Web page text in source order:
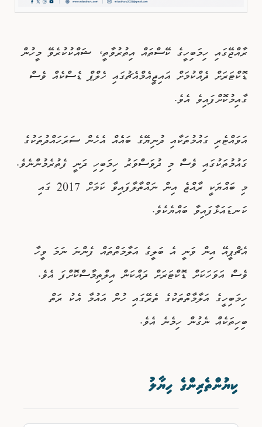
ރާއްޖޭގައި ހިމަބިހީގެ ކޭސްތައް އިތުރުވާތީ، ޝައްކުކުރެވޭ މީހުން
ޑޮކްޓަރަށް ދެއްކުމަށް އައިޖީއެމްއެޗުގައި ހެލްޕް ޑެސްކެއް ވެސް
ގާއިމުކޮށްފައިވެ އެވެ.
އަވައްޓެރި ގައުމުތަކާއި ދުނިޔޭގެ ބައެެއް އެހެން ސަރަހައްދުތަކުގެ
ގައުމުތަކުގައި ވެސް މި ދުވަސްވަރު ހިމަބިހި ދަނީ ފެތުރެމުންނެވެ.
މި ބައްޔަކީ ރާއްޖެ އިން ނައްތާލާފައިވާ ކަމަށް 2017 ގައި
ކަނޑައަޅާފައިވާ ބައްޔެކެވެ.
އެޗްޕީއޭ އިން ވަނީ އެ ބަލީގެ އަލާމަތްތައް ފެންނަ ނަމަ ވީހާ
ވެސް އަވަހަކަށް ޑޮކްޓަރަށް ދައްކަން އިލްތިމާސްކޮށްފަ އެވެ.
ހިމަބިހީގެ އަލާމާތްތަކުގެ ތެރޭގައި ހުން އައުމާ އެކު ރަތް
ބިހިތަކެއް ނެގުން ހިމެނެ އެވެ.
ކިޔުންތެރިންގެ ހިޔާލު